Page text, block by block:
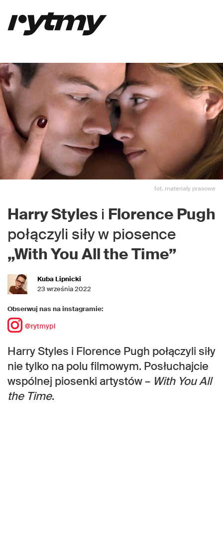
fot. materiały prasowe
Harry Styles i Florence Pugh
połączyli siły w piosence
„With You All the Time”
Kuba Lipnicki
23 września 2022
Obserwuj nas na instagramie:
@rytmypl
Harry Styles i Florence Pugh połączyli siły
nie tylko na polu filmowym. Posłuchajcie
wspólnej piosenki artystów – With You All
the Time.